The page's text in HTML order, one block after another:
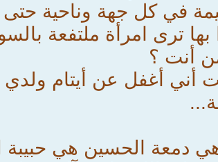
في كل جهة وناحية
ترى امرأة ملتفعة
أنت ؟
أني أغفل عن أيتام ولدي
الحسين هي حبيبة